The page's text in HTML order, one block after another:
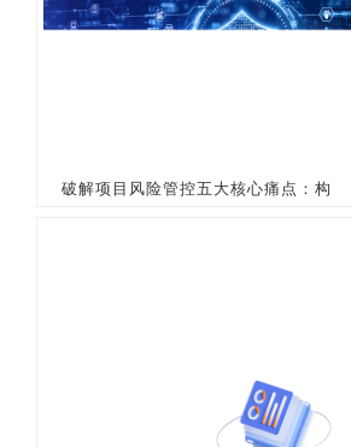
破解项目风险管控五大核心痛点：构